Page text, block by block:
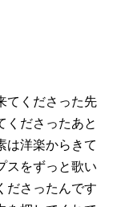
てくださった先
くださったあと
は洋楽からきて
スをずっと歌い
ださったんです